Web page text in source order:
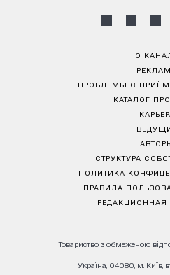
О
ПРОБЛЕМЫ С
КАТАЛОГ
СТРУКТУРА
ПОЛИТИКА
ПРАВИЛА
РЕДАКЦИОННАЯ
Товариство з обмеженою
Україна, 04080, м. Київ,